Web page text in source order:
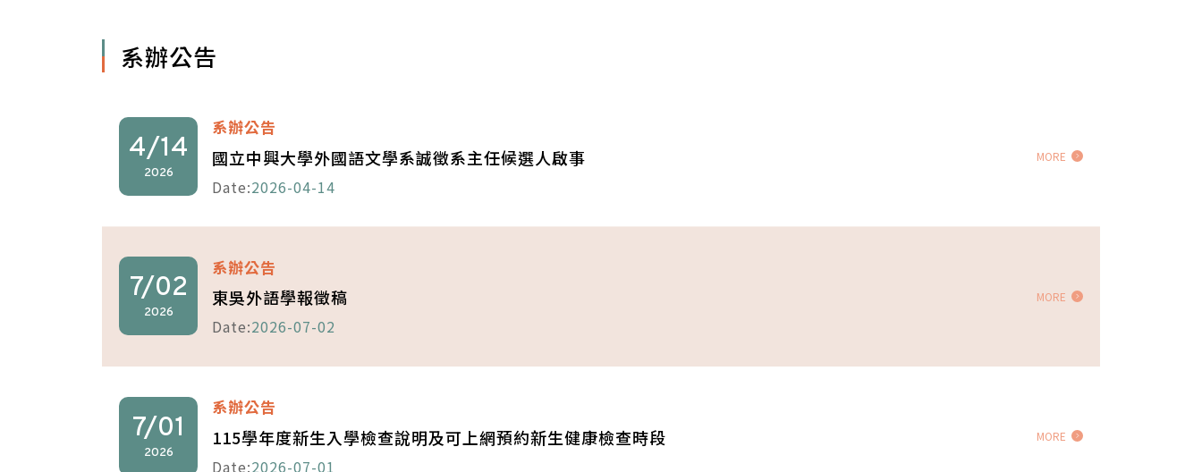
系辦公告
4/14
2026
系辦公告
國立中興大學外國語文學系誠徵系主任候選人啟事
Date:2026-04-14
MORE
7/02
2026
系辦公告
東吳外語學報徵稿
Date:2026-07-02
MORE
7/01
2026
系辦公告
115學年度新生入學檢查說明及可上網預約新生健康檢查時段
Date:2026-07-01
MORE